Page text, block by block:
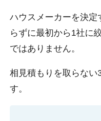
ハウスメーカーを決定
らずに最初から1社に
ではありません。
相見積もりを取らない
す。